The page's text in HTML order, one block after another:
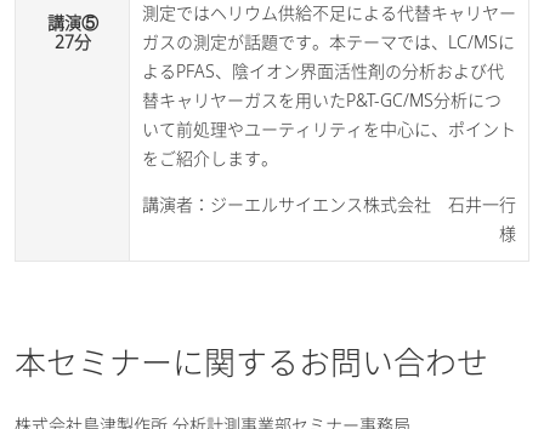
講演⑤
27分
測定ではヘリウム供給不足による代替キャリヤー
ガスの測定が話題です。本テーマでは、LC/MSに
よるPFAS、陰イオン界面活性剤の分析および代
替キャリヤーガスを用いたP&T-GC/MS分析につ
いて前処理やユーティリティを中心に、ポイント
をご紹介します。
講演者：ジーエルサイエンス株式会社 石井一行
様
本セミナーに関するお問い合わせ